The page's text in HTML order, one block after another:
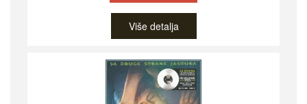
Više detalja